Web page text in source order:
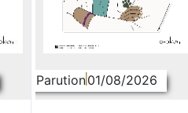
Parution01/08/2026